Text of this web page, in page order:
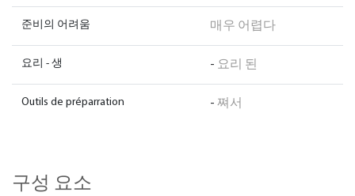
준비의 어려움 매우 어렵다
요리 - 생 - 요리 된
Outils de préparration - 쪄서
구성 요소